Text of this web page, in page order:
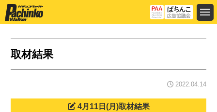
取材結果
2022.04.14
4月11日(月)取材結果